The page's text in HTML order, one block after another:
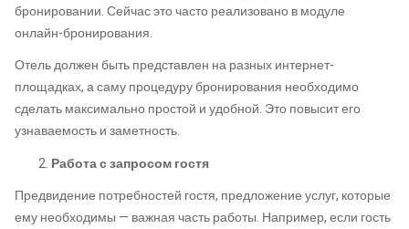
бронировании. Сейчас это часто реализовано в модуле
онлайн-бронирования.
Отель должен быть представлен на разных интернет-
площадках, а саму процедуру бронирования необходимо
сделать максимально простой и удобной. Это повысит его
узнаваемость и заметность.
Работа с запросом гостя
Предвидение потребностей гостя, предложение услуг, которые
ему необходимы — важная часть работы. Например, если гость